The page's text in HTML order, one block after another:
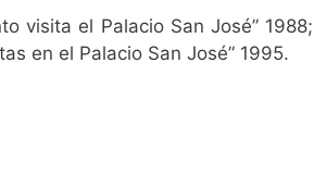
visita el Palacio San José” 1988;
en el Palacio San José” 1995.